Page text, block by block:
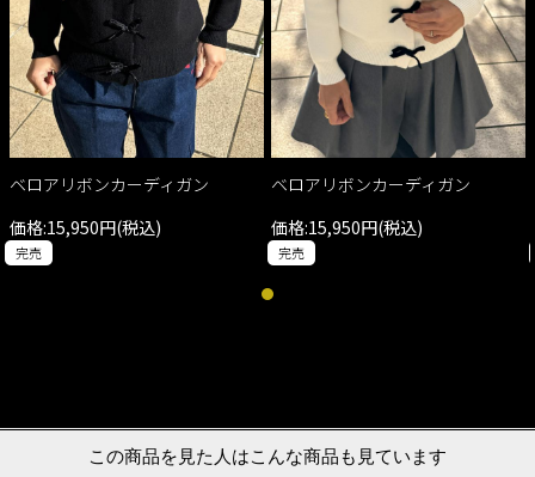
ベロアリボンカーディガン
価格:15,950円(税込)
完売
ベロアリボンカーディガン
価格:15,950円(税込)
完売
この商品を見た人はこんな商品も見ています